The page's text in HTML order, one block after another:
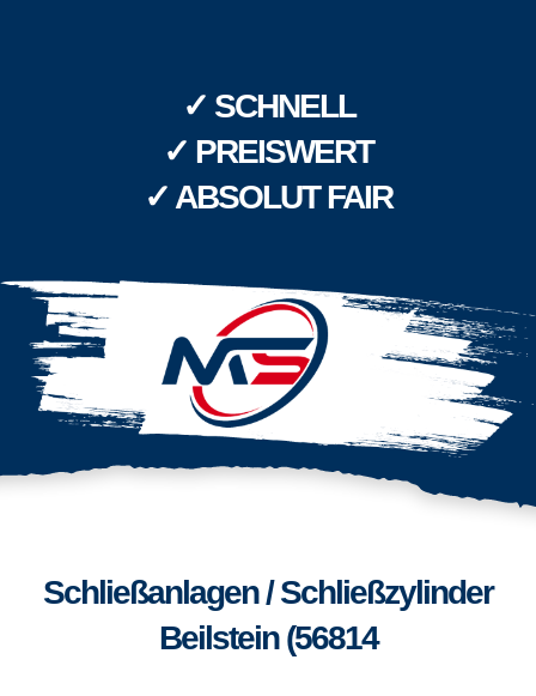
✓ SCHNELL
✓ PREISWERT
✓ ABSOLUT FAIR
Schließanlagen / Schließzylinder
Beilstein (56814